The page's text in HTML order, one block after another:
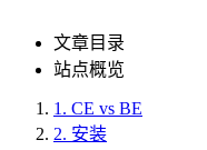
文章目录
站点概览
1. CE vs BE
2. 安装